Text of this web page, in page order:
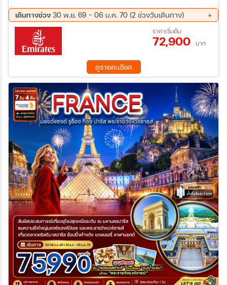
ภาษี - ห้างลา ซามาริแตง – La vallee outlet - ถ่ายรูปพระราชวังฟง
แตนโบล - ดิจอง - ลูเซิร์น - อนุสาวรีย์สิงโตหิน - สะพานไม้ชาเปล -
ซุก – หอนาฬิกาเมืองซุก - ซูริค - สถานีกรินเดอร์วาร์ล - ขึ้นกระเช้า
ลอยฟ้า Eiger Express และ นั่งรถไฟสู่ยอดเขาจุงเฟรา – ชมธารน้ำ
แข็งยักษ์ - เข้าถ้ำน้ำแข็ง - อินเตอร์ลาเคน – มิลาน - Serravalle
Outlet - มิลาน – มหาวิหารมิลาน – แกลเลอรี วิคเตอร์ เอ็มมานูเอล
เดินทางช่วง 30 พ.ย. 69 - 06 ม.ค. 70 (2 ช่วงวันเดินทาง)
30 พ.ย. 69 - 07 ธ.ค. 69 30 ธ.ค. 69 - 06 ม.ค. 70
ราคาเริ่มต้น
72,900 บาท
ดูรายละเอียด